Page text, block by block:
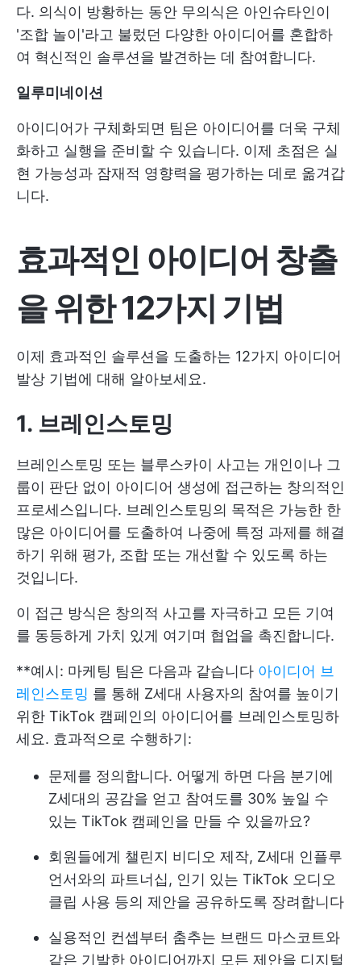
다. 의식이 방황하는 동안 무의식은 아인슈타인이
'조합 놀이'라고 불렀던 다양한 아이디어를 혼합하
여 혁신적인 솔루션을 발견하는 데 참여합니다.
일루미네이션
아이디어가 구체화되면 팀은 아이디어를 더욱 구체
화하고 실행을 준비할 수 있습니다. 이제 초점은 실
현 가능성과 잠재적 영향력을 평가하는 데로 옮겨갑
니다.
효과적인 아이디어 창출
을 위한 12가지 기법
이제 효과적인 솔루션을 도출하는 12가지 아이디어
발상 기법에 대해 알아보세요.
1. 브레인스토밍
브레인스토밍 또는 블루스카이 사고는 개인이나 그
룹이 판단 없이 아이디어 생성에 접근하는 창의적인
프로세스입니다. 브레인스토밍의 목적은 가능한 한
많은 아이디어를 도출하여 나중에 특정 과제를 해결
하기 위해 평가, 조합 또는 개선할 수 있도록 하는
것입니다.
이 접근 방식은 창의적 사고를 자극하고 모든 기여
를 동등하게 가치 있게 여기며 협업을 촉진합니다.
**예시: 마케팅 팀은 다음과 같습니다 아이디어 브
레인스토밍 를 통해 Z세대 사용자의 참여를 높이기
위한 TikTok 캠페인의 아이디어를 브레인스토밍하
세요. 효과적으로 수행하기:
문제를 정의합니다. 어떻게 하면 다음 분기에
Z세대의 공감을 얻고 참여도를 30% 높일 수
있는 TikTok 캠페인을 만들 수 있을까요?
회원들에게 챌린지 비디오 제작, Z세대 인플루
언서와의 파트너십, 인기 있는 TikTok 오디오
클립 사용 등의 제안을 공유하도록 장려합니다
실용적인 컨셉부터 춤추는 브랜드 마스코트와
같은 기발한 아이디어까지 모든 제안을 디지털